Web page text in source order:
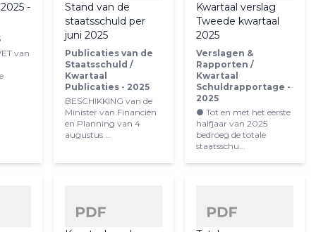
-
van
Stand van de
staatsschuld per
juni 2025
Publicaties van de
Staatsschuld /
Kwartaal
Publicaties - 2025
BESCHIKKING van de
Minister van Financiën
en Planning van 4
augustus ...
Kwartaal verslag
Tweede kwartaal
2025
Verslagen &
Rapporten /
Kwartaal
Schuldrapportage -
2025
● Tot en met het eerste
halfjaar van 2025
bedroeg de totale
staatsschu...